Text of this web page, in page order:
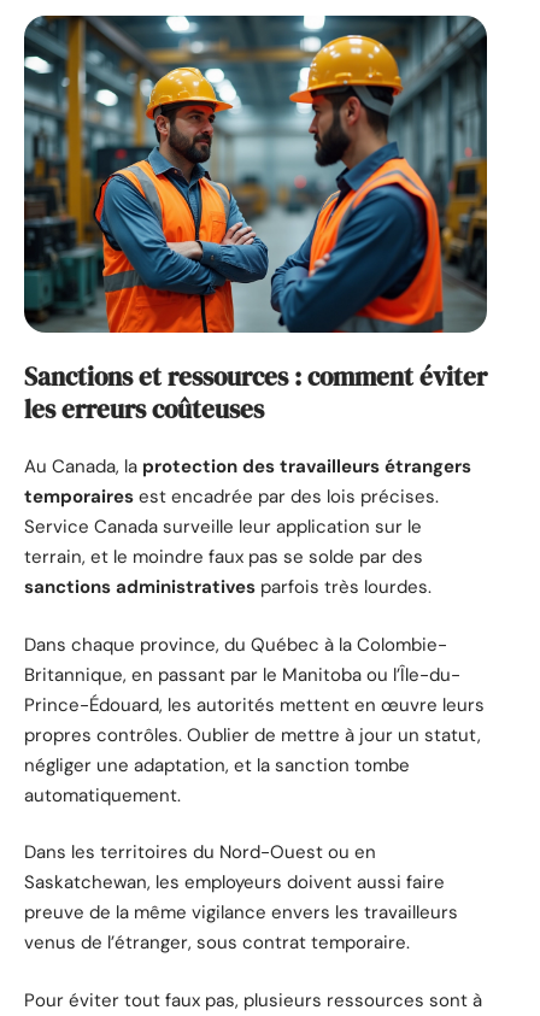
Sanctions et ressources : comment éviter
les erreurs coûteuses
Au Canada, la protection des travailleurs étrangers
temporaires est encadrée par des lois précises.
Service Canada surveille leur application sur le
terrain, et le moindre faux pas se solde par des
sanctions administratives parfois très lourdes.
Dans chaque province, du Québec à la Colombie-
Britannique, en passant par le Manitoba ou l’Île-du-
Prince-Édouard, les autorités mettent en œuvre leurs
propres contrôles. Oublier de mettre à jour un statut,
négliger une adaptation, et la sanction tombe
automatiquement.
Dans les territoires du Nord-Ouest ou en
Saskatchewan, les employeurs doivent aussi faire
preuve de la même vigilance envers les travailleurs
venus de l’étranger, sous contrat temporaire.
Pour éviter tout faux pas, plusieurs ressources sont à